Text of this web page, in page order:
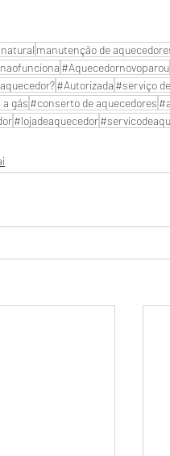
manutenção de
#Aquecedornovoparou
#Autorizada #serviço
gás #conserto de aquecedores
#lojadeaquecedor